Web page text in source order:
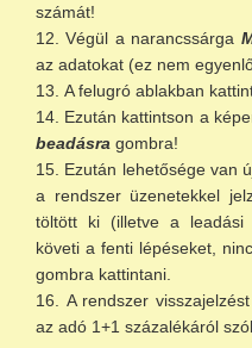
számát!
Végül a narancssárga
az adatokat (ez nem
A felugró ablakban
Ezután kattintson a
beadásra gombra!
Ezután lehetősége van
a rendszer üzenetekkel
töltött ki (illetve a leadási
követi a fenti lépéseket,
gombra kattintani.
A rendszer
az adó 1+1 százalékáról